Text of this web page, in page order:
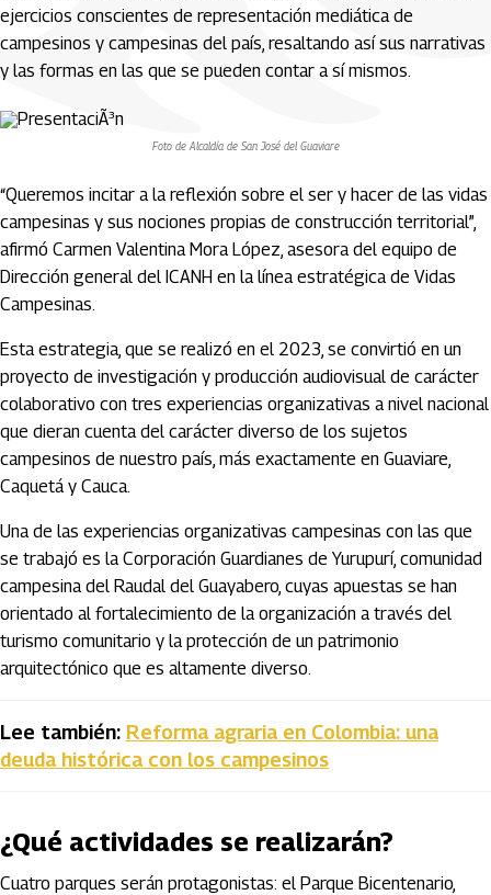
ejercicios conscientes de representación mediática de
campesinos y campesinas del país, resaltando así sus narrativas
y las formas en las que se pueden contar a sí mismos.
Foto de Alcaldía de San José del Guaviare
“Queremos incitar a la reflexión sobre el ser y hacer de las vidas
campesinas y sus nociones propias de construcción territorial”,
afirmó Carmen Valentina Mora López, asesora del equipo de
Dirección general del ICANH en la línea estratégica de Vidas
Campesinas.
Esta estrategia, que se realizó en el 2023, se convirtió en un
proyecto de investigación y producción audiovisual de carácter
colaborativo con tres experiencias organizativas a nivel nacional
que dieran cuenta del carácter diverso de los sujetos
campesinos de nuestro país, más exactamente en Guaviare,
Caquetá y Cauca.
Una de las experiencias organizativas campesinas con las que
se trabajó es la Corporación Guardianes de Yurupurí, comunidad
campesina del Raudal del Guayabero, cuyas apuestas se han
orientado al fortalecimiento de la organización a través del
turismo comunitario y la protección de un patrimonio
arquitectónico que es altamente diverso.
Lee también: Reforma agraria en Colombia: una
deuda histórica con los campesinos
¿Qué actividades se realizarán?
Cuatro parques serán protagonistas: el Parque Bicentenario,